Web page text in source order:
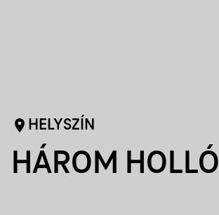
HELYSZÍN
HÁROM HOLLÓ